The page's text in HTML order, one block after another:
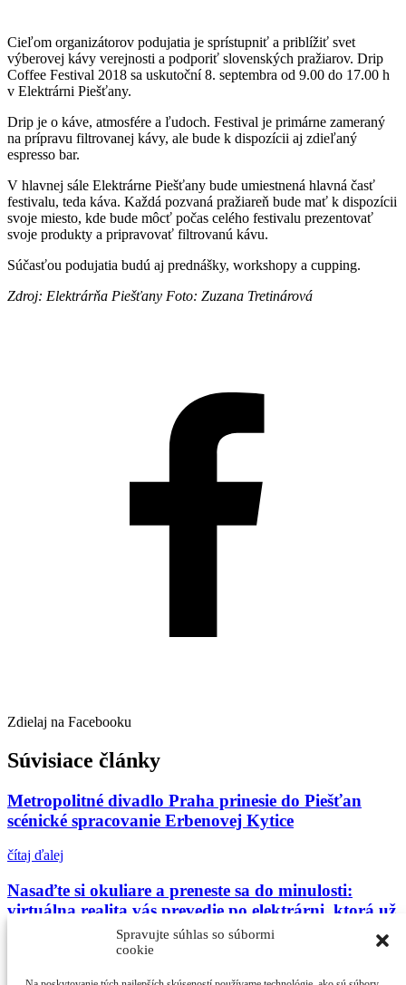
Spravujte súhlas so súbormi
cookie
Cieľom organizátorov podujatia je sprístupniť a priblížiť svet
výberovej kávy verejnosti a podporiť slovenských pražiarov. Drip
Coffee Festival 2018 sa uskutoční 8. septembra od 9.00 do 17.00 h
v Elektrárni Piešťany.
Drip je o káve, atmosfére a ľudoch. Festival je primárne zameraný
na prípravu filtrovanej kávy, ale bude k dispozícii aj zdieľaný
espresso bar.
V hlavnej sále Elektrárne Piešťany bude umiestnená hlavná časť
festivalu, teda káva. Každá pozvaná pražiareň bude mať k dispozícii
svoje miesto, kde bude môcť počas celého festivalu prezentovať
svoje produkty a pripravovať filtrovanú kávu.
Súčasťou podujatia budú aj prednášky, workshopy a cupping.
Zdroj: Elektrárňa Piešťany Foto: Zuzana Tretinárová
Zdielaj na Facebooku
Súvisiace články
Metropolitné divadlo Praha prinesie do Piešťan
scénické spracovanie Erbenovej Kytice
čítaj ďalej
Nasaďte si okuliare a preneste sa do minulosti:
virtuálna realita vás prevedie po elektrárni, ktorá už